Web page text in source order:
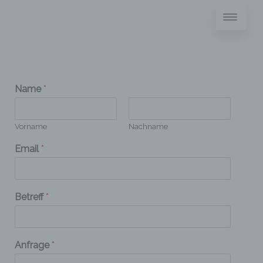
Name *
Vorname Nachname
Email *
Betreff *
Anfrage *